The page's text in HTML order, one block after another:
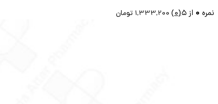
نمره 0 از ۵ (0)
1,333,200 تومان